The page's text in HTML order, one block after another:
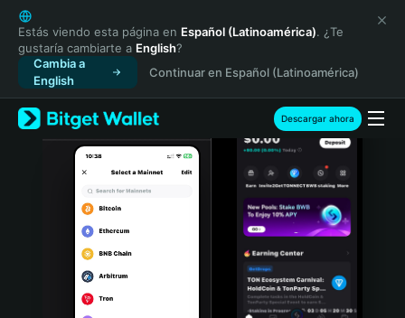
English
日本語
Tiếng Việt
Русский
Español (Latinoamérica)
Türkçe
Italiano
Português (Portugal)
Bahasa Indonesia
Estás viendo esta página en Español (Latinoamérica). ¿Te
gustaría cambiarte a English?
Cambia a
English
Continuar en Español (Latinoamérica)
Descargar ahora